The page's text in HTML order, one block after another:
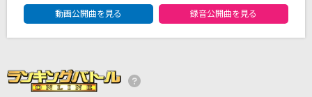
Mrs. GREEN APPLE動画公開曲を見る 録音公開曲を見る